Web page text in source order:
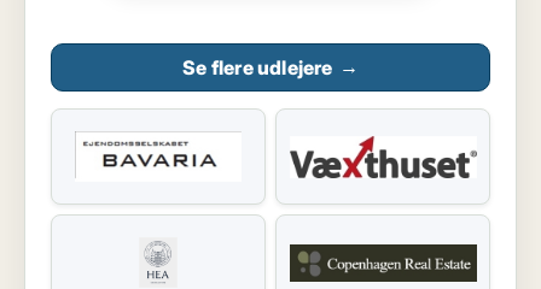
Se flere udlejere →